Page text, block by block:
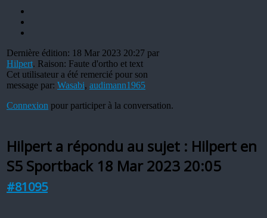
Dernière édition: 18 Mar 2023 20:27 par
Hilpert. Raison: Faute d'ortho et text
Cet utilisateur a été remercié pour son
message par: Wasabi, audimann1965
Connexion pour participer à la conversation.
Hilpert a répondu au sujet : Hilpert en
S5 Sportback 18 Mar 2023 20:05
#81095